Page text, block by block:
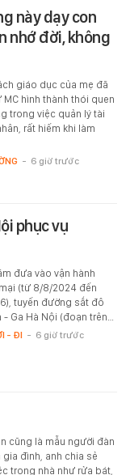
này dạy con
nhớ đời, không
giáo dục của mẹ đã
MC hình thành thói quen
trong việc quản lý tài
rất hiếm khi làm
- 6 giờ trước
phục vụ
đưa vào vận hành
(từ 8/8/2024 đến
tuyến đường sắt đô
- Ga Hà Nội (đoạn trên…
- ĐI - 6 giờ trước
cũng là mẫu người đàn
gia đình, anh chia sẻ
trong nhà như rửa bát,